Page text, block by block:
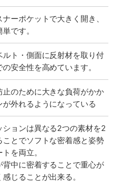
ーポケットで大きく開き、
です。
ルト・側面に反射材を取り付
安全性を高めています。
止のために大きな負荷がかか
が外れるようになっている
ションは異なる2つの素材を2
ことでソフトな密着感と姿勢
を両立。
背中に密着することで重心が
じることが出来る。